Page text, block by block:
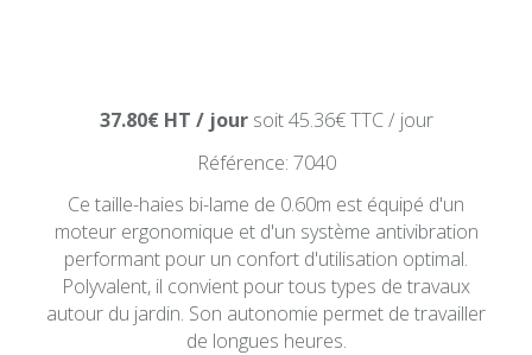
37.80€ HT / joursoit 45.36€ TTC / jour
Référence: 7040
Ce taille-haies bi-lame de 0.60m est équipé d'un
moteur ergonomique et d'un système antivibration
performant pour un confort d'utilisation optimal.
Polyvalent, il convient pour tous types de travaux
autour du jardin. Son autonomie permet de travailler
de longues heures.